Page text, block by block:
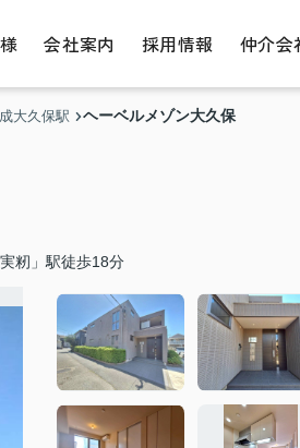
会社案内 採用情報 仲介会
大久保駅 ヘーベルメゾン大久保
籾」駅徒歩18分